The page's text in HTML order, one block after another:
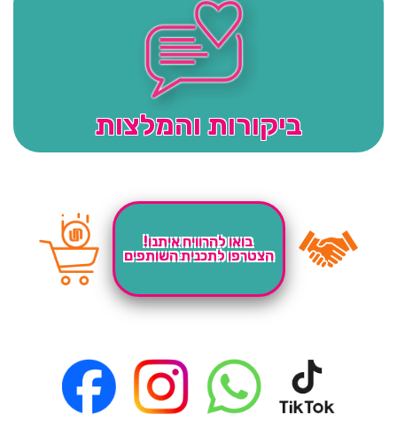
ביקורות והמלצות
בואו להרוויח איתנו!
הצטרפו לתכנית השותפים